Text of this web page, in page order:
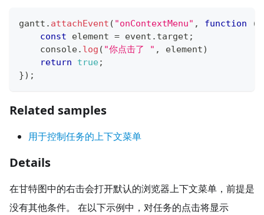
gantt . attachEvent ( "onContextMenu" , function (
const element = event . target ;
console. log ( "你点击了 " , element)
return
true;
}) ;
Related samples
用于控制任务的上下文菜单
Details
在甘特图中的右击会打开默认的浏览器上下文菜单，前提是
没有其他条件。 在以下示例中，对任务的点击将显示